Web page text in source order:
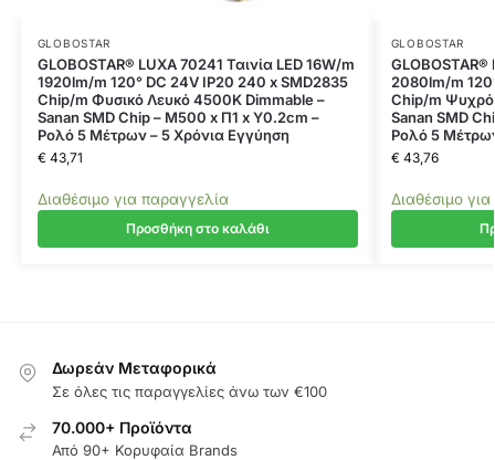
GLOBOSTAR
GLOBOSTAR® LUXA 70241 Ταινία LED 16W/m
1920lm/m 120° DC 24V IP20 240 x SMD2835
Chip/m Φυσικό Λευκό 4500K Dimmable –
Sanan SMD Chip – Μ500 x Π1 x Υ0.2cm –
Ρολό 5 Μέτρων – 5 Χρόνια Εγγύηση
€43,71
Διαθέσιμο για παραγγελία
Προσθήκη στο καλάθι
GLOBOSTAR
GLOBOSTAR®
2080lm/m
Chip/m Ψυχρό
Sanan SMD
Ρολό 5
€43,76
Διαθέσιμο
Δωρεάν Μεταφορικά
Σε όλες τις παραγγελίες άνω των €100
70.000+ Προϊόντα
Από 90+ Κορυφαία Brands